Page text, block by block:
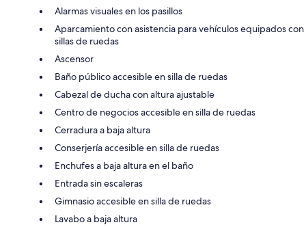
Alarmas visuales en los pasillos
Aparcamiento con asistencia para vehículos equipados con
sillas de ruedas
Ascensor
Baño público accesible en silla de ruedas
Cabezal de ducha con altura ajustable
Centro de negocios accesible en silla de ruedas
Cerradura a baja altura
Conserjería accesible en silla de ruedas
Enchufes a baja altura en el baño
Entrada sin escaleras
Gimnasio accesible en silla de ruedas
Lavabo a baja altura